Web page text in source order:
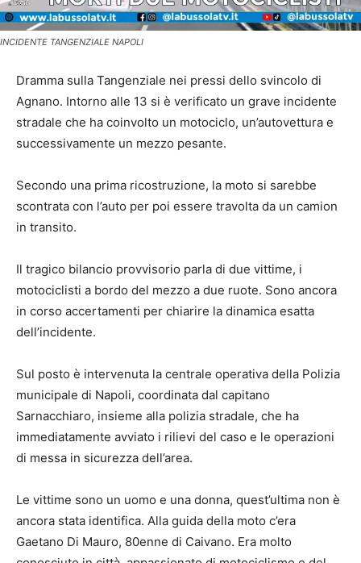
INCIDENTE TANGENZIALE NAPOLI
Dramma sulla Tangenziale nei pressi dello svincolo di
Agnano. Intorno alle 13 si è verificato un grave incidente
stradale che ha coinvolto un motociclo, un’autovettura e
successivamente un mezzo pesante.
Secondo una prima ricostruzione, la moto si sarebbe
scontrata con l’auto per poi essere travolta da un camion
in transito.
Il tragico bilancio provvisorio parla di due vittime, i
motociclisti a bordo del mezzo a due ruote. Sono ancora
in corso accertamenti per chiarire la dinamica esatta
dell’incidente.
Sul posto è intervenuta la centrale operativa della Polizia
municipale di Napoli, coordinata dal capitano
Sarnacchiaro, insieme alla polizia stradale, che ha
immediatamente avviato i rilievi del caso e le operazioni
di messa in sicurezza dell’area.
Le vittime sono un uomo e una donna, quest’ultima non è
ancora stata identifica. Alla guida della moto c’era
Gaetano Di Mauro, 80enne di Caivano. Era molto